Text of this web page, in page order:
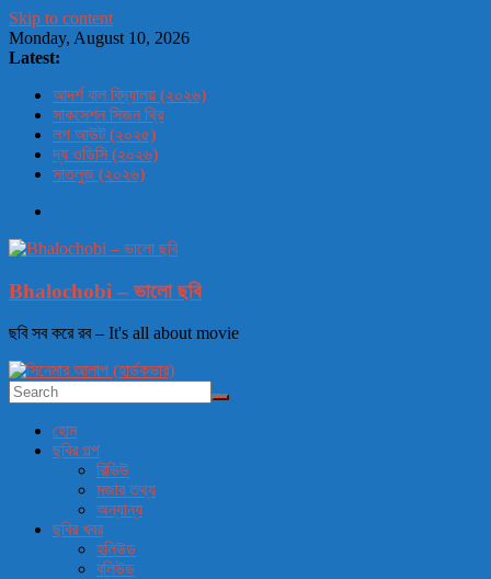
Skip to content
Monday, August 10, 2026
Latest:
আদর্শ বাল বিদ্যালয় (২০২৬)
সাকসেশন সিজন থ্রি
লগ আউট (২০২৫)
দ্য ওডিসি (২০২৬)
সাতলুজ (২০২৬)
Bhalochobi – ভালো ছবি
ছবি সব করে রব – It's all about movie
হোম
ছবির গল্প
রিভিউ
মজার তথ্য
অন্যান্য
ছবির খবর
হলিউড
বলিউড